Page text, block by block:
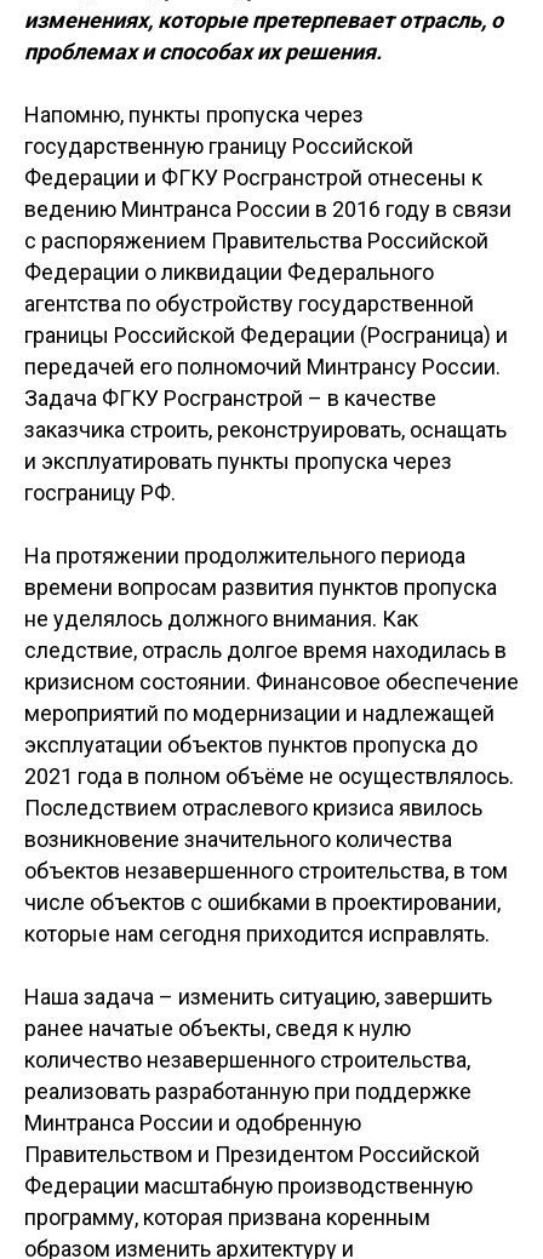
изменениях, которые претерпевает отрасль, о
проблемах и способах их решения.
Напомню, пункты пропуска через
государственную границу Российской
Федерации и ФГКУ Росгранстрой отнесены к
ведению Минтранса России в 2016 году в связи
с распоряжением Правительства Российской
Федерации о ликвидации Федерального
агентства по обустройству государственной
границы Российской Федерации (Росграница) и
передачей его полномочий Минтрансу России.
Задача ФГКУ Росгранстрой – в качестве
заказчика строить, реконструировать, оснащать
и эксплуатировать пункты пропуска через
госграницу РФ.
На протяжении продолжительного периода
времени вопросам развития пунктов пропуска
не уделялось должного внимания. Как
следствие, отрасль долгое время находилась в
кризисном состоянии. Финансовое обеспечение
мероприятий по модернизации и надлежащей
эксплуатации объектов пунктов пропуска до
2021 года в полном объёме не осуществлялось.
Последствием отраслевого кризиса явилось
возникновение значительного количества
объектов незавершенного строительства, в том
числе объектов с ошибками в проектировании,
которые нам сегодня приходится исправлять.
Наша задача – изменить ситуацию, завершить
ранее начатые объекты, сведя к нулю
количество незавершенного строительства,
реализовать разработанную при поддержке
Минтранса России и одобренную
Правительством и Президентом Российской
Федерации масштабную производственную
программу, которая призвана коренным
образом изменить архитектуру и